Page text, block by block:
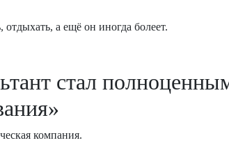
а ещё он иногда болеет.
стал
компания.